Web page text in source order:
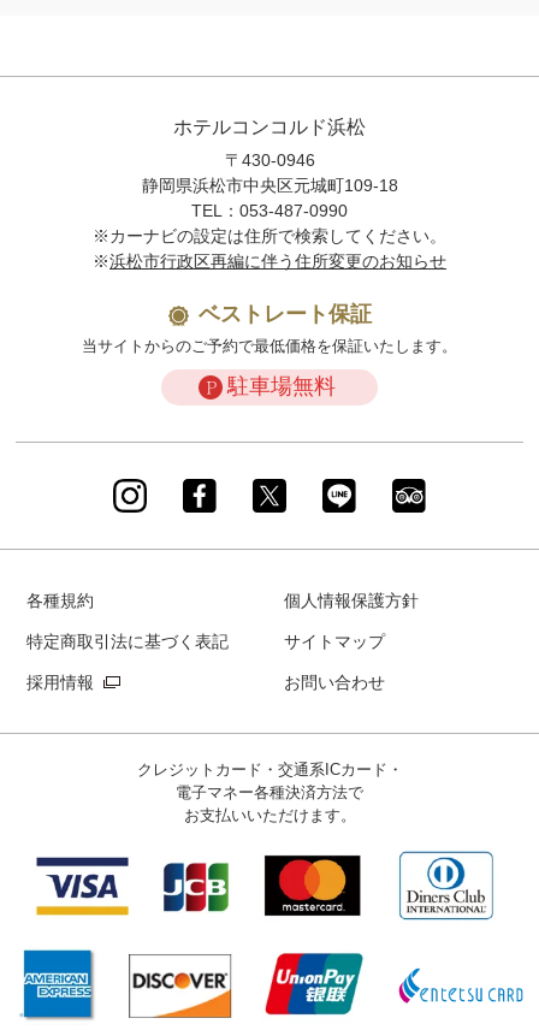
ホテルコンコルド浜松
〒430-0946
静岡県浜松市中央区元城町109-18
TEL：053-487-0990
※カーナビの設定は住所で検索してください。
※浜松市行政区再編に伴う住所変更のお知らせ
ベストレート保証
当サイトからのご予約で最低価格を保証いたします。
駐車場無料
各種規約 個人情報保護方針
特定商取引法に基づく表記 サイトマップ
採用情報 お問い合わせ
クレジットカード・交通系ICカード・
電子マネー各種決済方法で
お支払いいただけます。